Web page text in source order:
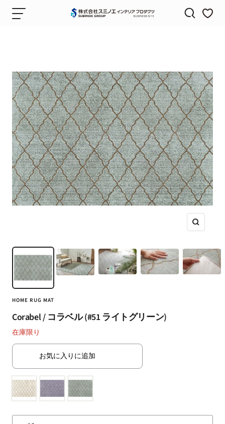
ナ
ョ
ン
株
ミ
ノ
エ
イ
ン
テ
リ
ア
プ
ロ
ダ
ク
Products
Co.,
Ltd.）
｜
テ
カ
ー
ペ
ズ
ム
イ
ン
HOME RUG MAT
Corabel / コラベル (#51 ライトグリーン)
在庫限り
お気に入りに追加